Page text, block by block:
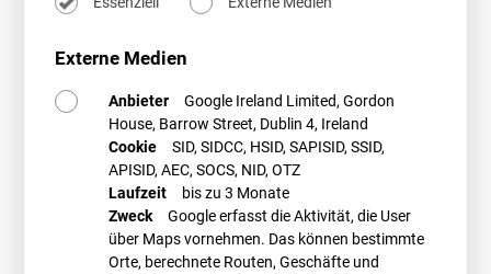
Rechtliche Herausforderungen für Genehmigung
Repoweringvorhaben unterscheiden sich genehmigungsrechtlich kaum
von Neugenehmigungen. Dennoch gibt es im Rahmen des Repowerings
einige Besonderheiten. Hören Sie, wie Altanlagen bei der Prüfung der
Genehmigungsfähigkeit (Artenschutz, Denkmalschutz, Luftverkehr)
berücksichtigt werden, diskutieren Sie relevante
bauordnungsrechtliche Aspekte (Abstände, Standsicherheit) und
verstehen Sie die Rolle der Bauleitplanung für das Repowering.
Das Programm, weitere Informationen und ein Anmeldeformular finden
. auf der Seite des BWE.
Externe Medien
Anbieter
Google Ireland Limited, Gordon
House, Barrow Street, Dublin 4, Ireland
Cookie
SID, SIDCC, HSID, SAPISID, SSID,
APISID, AEC, SOCS, NID, OTZ
Laufzeit
bis zu 3 Monate
Zweck
Google erfasst die Aktivität, die User
über Maps vornehmen. Das können bestimmte
Orte, berechnete Routen, Geschäfte und